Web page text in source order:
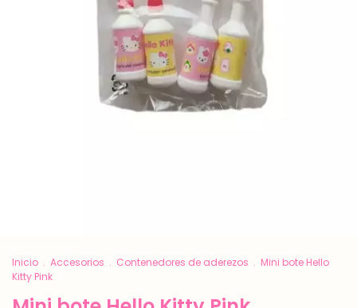
Inicio . Accesorios . Contenedores de aderezos . Mini bote Hello
Kitty Pink